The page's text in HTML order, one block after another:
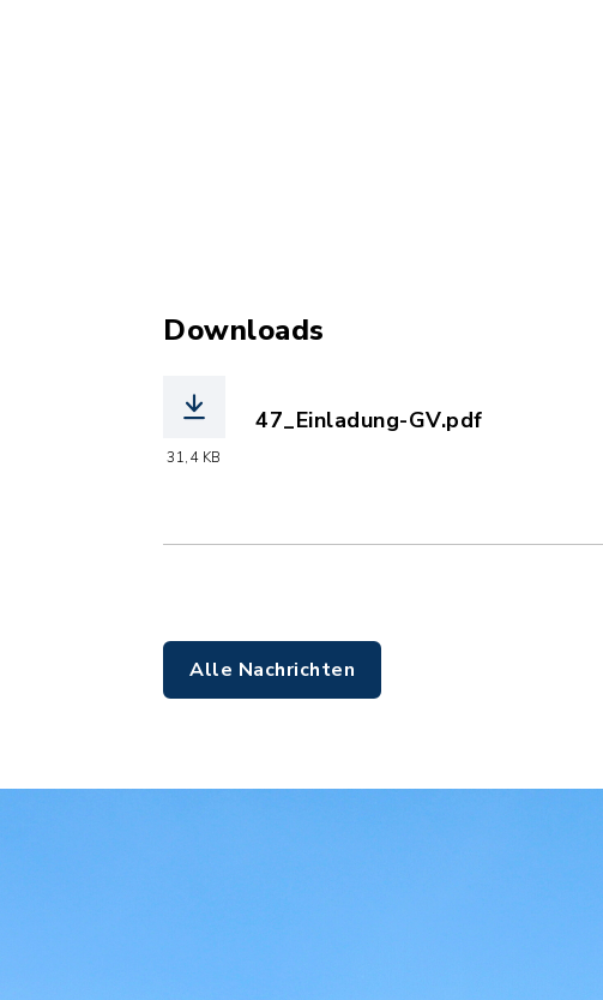
Downloads
31,4 KB
47_Einladung-GV.pdf
Alle Nachrichten